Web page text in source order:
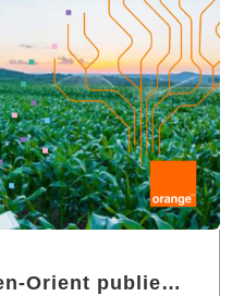
Orient publie…